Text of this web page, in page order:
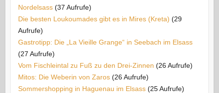
Nordelsass (37 Aufrufe)
Die besten Loukoumades gibt es in Mires (Kreta) (29
Aufrufe)
Gastrotipp: Die „La Vieille Grange“ in Seebach im Elsass
(27 Aufrufe)
Vom Fischleintal zu Fuß zu den Drei-Zinnen (26 Aufrufe)
Mitos: Die Weberin von Zaros (26 Aufrufe)
Sommershopping in Haguenau im Elsass (25 Aufrufe)